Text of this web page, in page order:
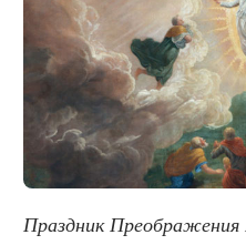
Праздник Преображения